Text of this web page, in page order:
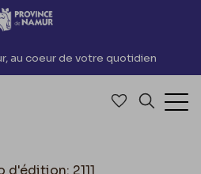
au contenu
au coeur de votre quotidien
Accéder à
d'édition: 2111